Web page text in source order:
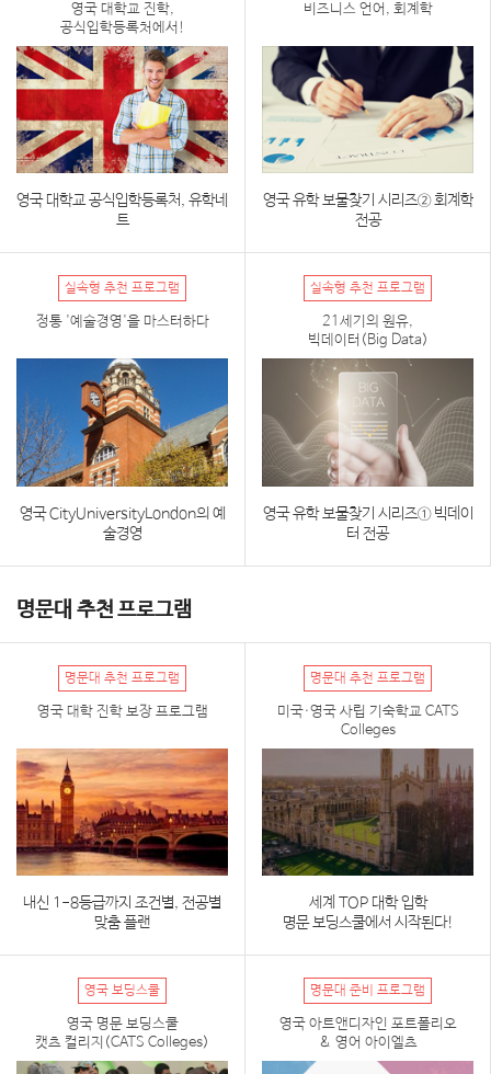
영국 대학교 진학,
공식입학등록처에서!
영국 대학교 공식입학등록처, 유학네
트
비즈니스 언어, 회계학
영국 유학 보물찾기 시리즈② 회계학
전공
실속형 추천 프로그램
정통 '예술경영'을 마스터하다
영국 CityUniversityLondon의 예
술경영
실속형 추천 프로그램
21세기의 원유,
빅데이터(Big Data)
영국 유학 보물찾기 시리즈① 빅데이
터 전공
명문대 추천 프로그램
명문대 추천 프로그램
영국 대학 진학 보장 프로그램
내신 1-8등급까지 조건별, 전공별
맞춤 플랜
명문대 추천 프로그램
미국·영국 사립 기숙학교 CATS
Colleges
세계 TOP 대학 입학
명문 보딩스쿨에서 시작된다!
영국 보딩스쿨
영국 명문 보딩스쿨
캣츠 컬리지(CATS Colleges)
명문대 준비 프로그램
영국 아트앤디자인 포트폴리오
& 영어 아이엘츠